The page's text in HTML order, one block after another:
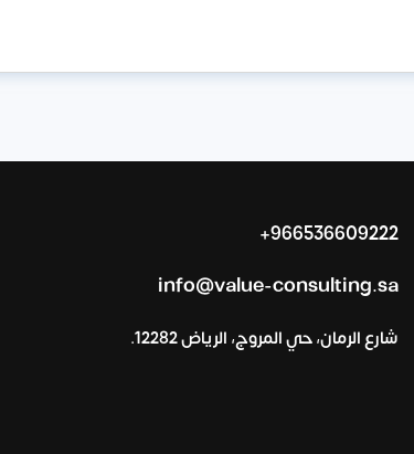
966536609222+
info@value-consulting.sa
شارع الرمان، حي المروج، الرياض 12282.